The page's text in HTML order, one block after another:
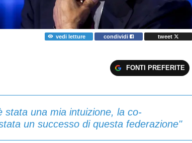
vedi letture condividi tweet
FONTI PREFERITE
stata una mia intuizione, la co-
un successo di questa federazione"